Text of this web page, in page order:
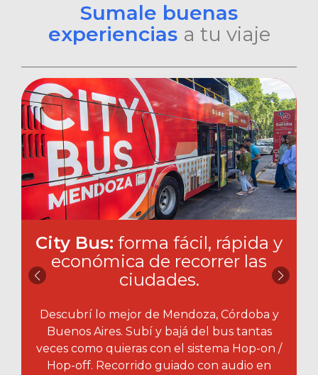
Sumale buenas
experiencias a tu viaje
City Bus: forma fácil, rápida y
económica de recorrer las
ciudades.​
Descubrí lo mejor de Mendoza, Córdoba y
Buenos Aires. Subí y bajá del bus tantas
veces como quieras con el sistema Hop-on /
Hop-off. Recorrido guiado con audio en